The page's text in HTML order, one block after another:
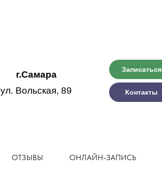
г.Самара
ул. Вольская, 89
Записаться
Контакты
ОТЗЫВЫ ОНЛАЙН-ЗАПИСЬ